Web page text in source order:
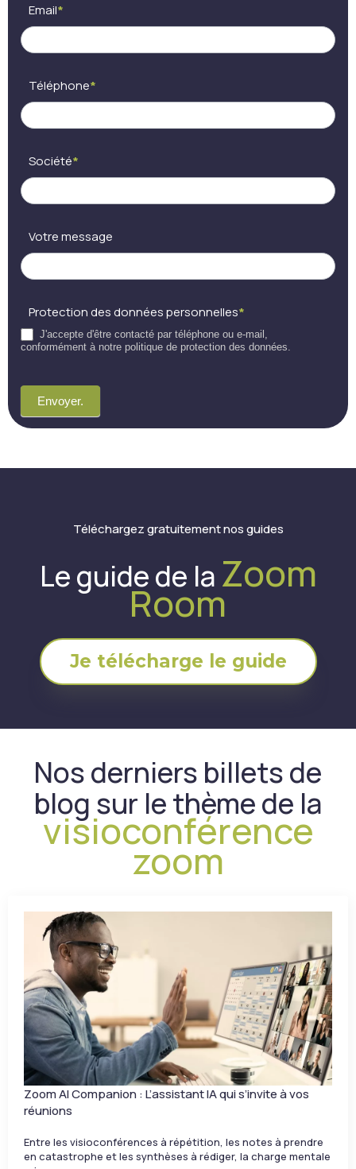
Email*
Téléphone*
Société*
Votre message
Protection des données personnelles*
J'accepte d'être contacté par téléphone ou e-mail,
conformément à notre politique de protection des données.
Envoyer.
Téléchargez gratuitement nos guides
Le guide de la Zoom
Room
Je télécharge le guide
Nos derniers billets de
blog sur le thème de la
visioconférence
zoom
Zoom AI Companion : L’assistant IA qui s’invite à vos
réunions
Entre les visioconférences à répétition, les notes à prendre
en catastrophe et les synthèses à rédiger, la charge mentale